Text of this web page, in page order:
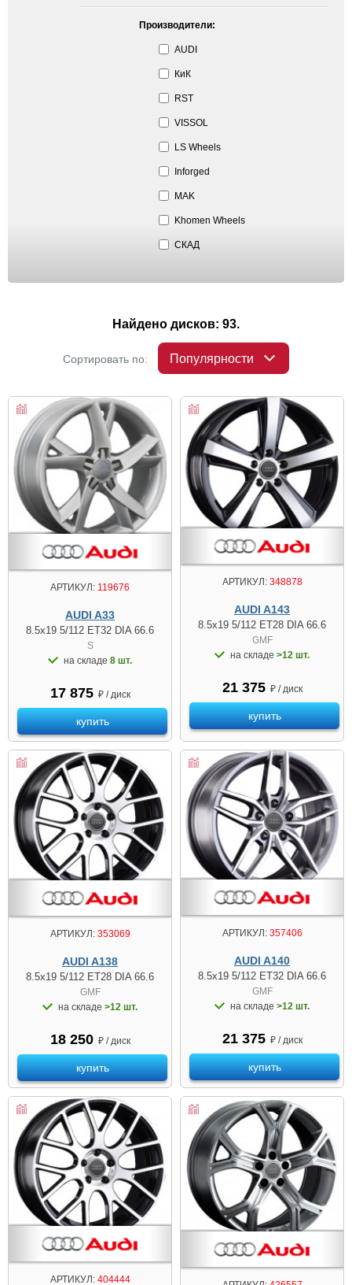
Производители:
AUDI
КиК
RST
VISSOL
LS Wheels
Inforged
MAK
Khomen Wheels
СКАД
Найдено дисков: 93.
Сортировать по: Популярности
АРТИКУЛ: 119676
AUDI A33
8.5x19 5/112 ET32 DIA 66.6
S
на складе 8 шт.
17 875 ₽ / диск
купить
АРТИКУЛ:348878
AUDI A143
8.5x19 5/112 ET28 DIA 66.6
GMF
на складе >12 шт.
21 375 ₽ / диск
купить
АРТИКУЛ:353069
AUDI A138
8.5x19 5/112 ET28 DIA 66.6
GMF
на складе >12 шт.
18 250 ₽ / диск
купить
АРТИКУЛ:357406
AUDI A140
8.5x19 5/112 ET32 DIA 66.6
GMF
на складе >12 шт.
21 375 ₽ / диск
купить
АРТИКУЛ:404444